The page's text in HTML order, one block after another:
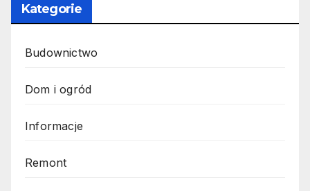
Kategorie
Budownictwo
Dom i ogród
Informacje
Remont